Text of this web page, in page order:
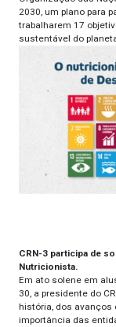
2030, um plano para
trabalharem 17
sustentável do
CRN-3 participa de
Nutricionista.
Em ato solene em
30, a presidente do
história, dos avanços
importância das